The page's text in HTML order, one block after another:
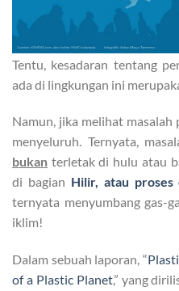
Tentu, kesadaran tentang
ada di lingkungan ini
Namun, jika melihat masalah
menyeluruh. Ternyata,
bukan terletak di hulu atau
di bagian Hilir, atau
ternyata menyumbang gas-
iklim!
Dalam sebuah laporan, “
of a Plastic Planet,” yang